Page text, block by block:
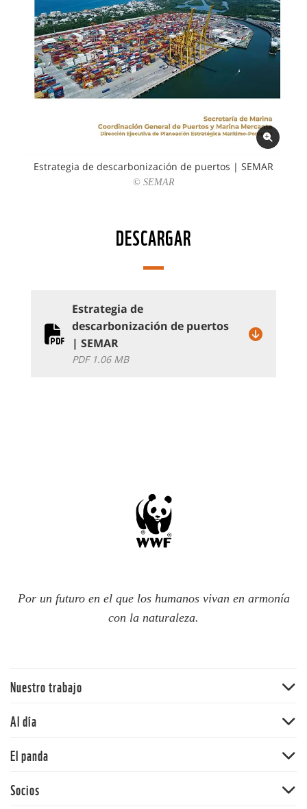
Estrategia de descarbonización de puertos | SEMAR
© SEMAR
DESCARGAR
Estrategia de
descarbonización de puertos
| SEMAR
PDF 1.06 MB
Por un futuro en el que los humanos vivan en armonía
con la naturaleza.
Nuestro trabajo
Cambio climático
Mercados y empresas comunitarias
Al día
Publicaciones
Blog del panda
El panda
Socios